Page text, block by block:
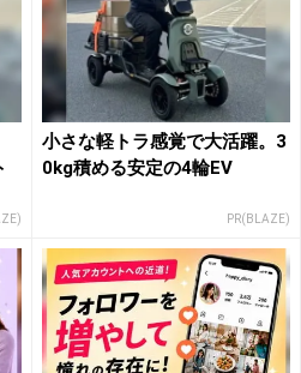
小さな軽トラ感覚で大活躍。3
0kg積める安定の4輪EV
PR(BLAZE)